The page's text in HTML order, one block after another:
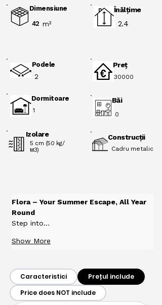
Dimensiune
42 m²
Înălţime
2.4
Podele
2
Dormitoare
1
Izolare
5 cm (50 kg/
м3)
Preţ
30000
Băi
0
Construcții
Cadru metalic
Flora – Your Summer Escape, All Year
Round
Step into…
Show More
Caracteristici
Prețul include
Price does NOT include